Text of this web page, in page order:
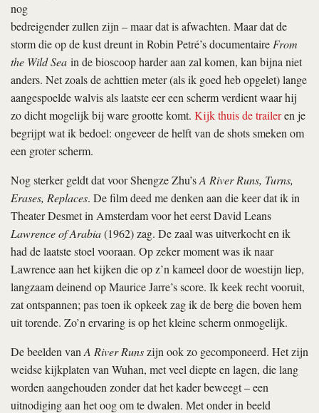
nog
bedreigender zullen zijn – maar dat is afwachten. Maar dat de
storm die op de kust dreunt in Robin Petré’s documentaire From
the Wild Sea in de bioscoop harder aan zal komen, kan bijna niet
anders. Net zoals de achttien meter (als ik goed heb opgelet) lange
aangespoelde walvis als laatste eer een scherm verdient waar hij
zo dicht mogelijk bij ware grootte komt. Kijk thuis de traileren je
begrijpt wat ik bedoel: ongeveer de helft van de shots smeken om
een groter scherm.
Nog sterker geldt dat voor Shengze Zhu’sA River Runs, Turns,
Erases, Replaces. De film deed me denken aan die keer dat ik in
Theater Desmet in Amsterdam voor het eerst David Leans
Lawrence of Arabia(1962) zag. De zaal was uitverkocht en ik
had de laatste stoel vooraan. Op zeker moment was ik naar
Lawrence aan het kijken die op z’n kameel door de woestijn liep,
langzaam deinend op Maurice Jarre’s score. Ik keek recht vooruit,
zat ontspannen; pas toen ik opkeek zag ik de berg die boven hem
uit torende. Zo’n ervaring is op het kleine scherm onmogelijk.
De beelden van A River Runszijn ook zo gecomponeerd. Het zijn
weidse kijkplaten van Wuhan, met veel diepte en lagen, die lang
worden aangehouden zonder dat het kader beweegt – een
uitnodiging aan het oog om te dwalen. Met onder in beeld